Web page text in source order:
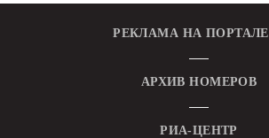
РЕКЛАМА НА ПОРТАЛЕ
АРХИВ НОМЕРОВ
РИА-ЦЕНТР